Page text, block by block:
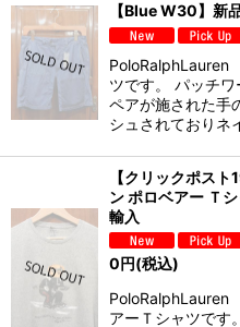
【Blue W30】新
PoloRalphLauren
ツです。 パッチ
ペアが施された手
シュされておりネ
【クリックポス
ン ポロベアー Ｔ
輸入
0円(税込)
PoloRalphLauren
アーＴシャツです